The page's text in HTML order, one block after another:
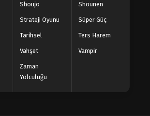
Shoujo Shounen
Strateji Oyunu Süper Güç
Tarihsel Ters Harem
Vahşet Vampir
Zaman
Yolculuğu